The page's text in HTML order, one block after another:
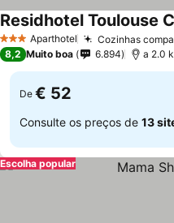
3 EstrelasAparthotel Cozinhas
Residhotel Toulouse
8,2 Muito boa 6.894 a 2.0
De € 52
Consulte os preços de 13
Escolha popular